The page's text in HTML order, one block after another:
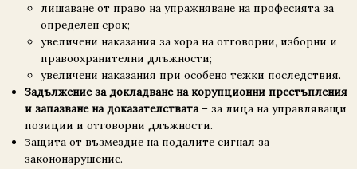
лишаване от право на упражняване на професията за
определен срок;
увеличени наказания за хора на отговорни, изборни и
правоохранителни длъжности;
увеличени наказания при особено тежки последствия.
Задължение за докладване на корупционни престъп­ления
и запазване на доказателствата– за лица на управляващи
позиции и отговорни длъжности.
Защита от възмездие на подалите сигнал за
закононарушение.